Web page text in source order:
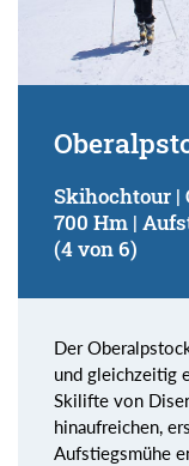
Skihochtour |
700 Hm |
(4 von 6)
Der
und gleichzeitig
Skilifte von
hinaufreichen,
Aufstiegsmühe